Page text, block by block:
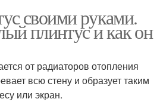
своими руками.
плинтус и как он
от радиаторов отопления
всю стену и образует таким
или экран.